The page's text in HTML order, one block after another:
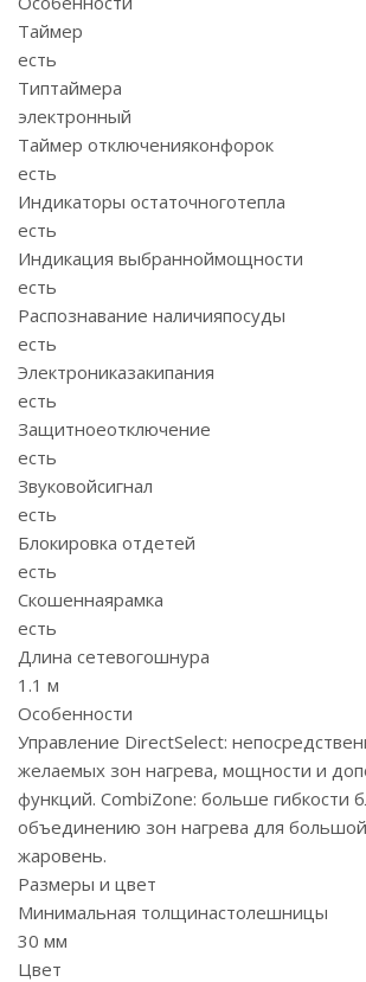
Таймер
есть
Типтаймера
электронный
Таймер отключенияконфорок
есть
Индикаторы остаточноготепла
есть
Индикация выбранноймощности
есть
Распознавание наличияпосуды
есть
Электрониказакипания
есть
Защитноеотключение
есть
Звуковойсигнал
есть
Блокировка отдетей
есть
Скошеннаярамка
есть
Длина сетевогошнура
1.1 м
Особенности
Управление DirectSelect:
желаемых зон нагрева, мощности и
функций. CombiZone: больше гибкости
объединению зон нагрева для
жаровень.
Размеры и цвет
Минимальная толщинастолешницы
30 мм
Цвет